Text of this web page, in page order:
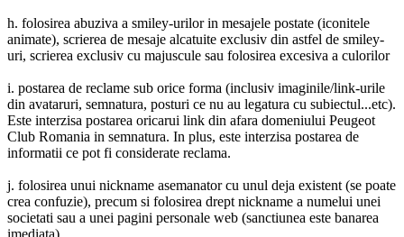
h. folosirea abuziva a smiley-urilor in mesajele postate (iconitele
animate), scrierea de mesaje alcatuite exclusiv din astfel de smiley-
uri, scrierea exclusiv cu majuscule sau folosirea excesiva a culorilor
i. postarea de reclame sub orice forma (inclusiv imaginile/link-urile
din avataruri, semnatura, posturi ce nu au legatura cu subiectul...etc).
Este interzisa postarea oricarui link din afara domeniului Peugeot
Club Romania in semnatura. In plus, este interzisa postarea de
informatii ce pot fi considerate reclama.
j. folosirea unui nickname asemanator cu unul deja existent (se poate
crea confuzie), precum si folosirea drept nickname a numelui unei
societati sau a unei pagini personale web (sanctiunea este banarea